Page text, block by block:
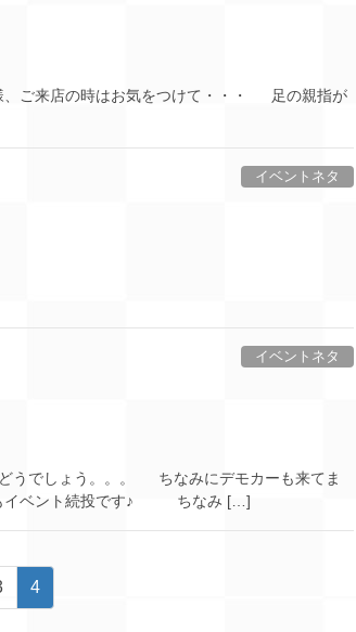
来店の時はお気をつけて・・・ 足の親指が
イベントネタ
イベントネタ
でしょう。。。 ちなみにデモカーも来てま
イベント続投です♪ ちなみ […]
ペ
ー
4